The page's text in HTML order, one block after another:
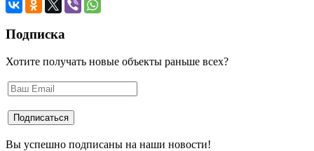
Подписка
Хотите получать новые объекты раньше всех?
Вы успешно подписаны на наши новости!